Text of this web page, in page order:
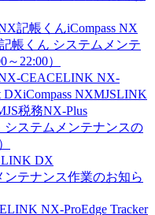
記帳くんiCompass NX
帳くん システムメンテ
22:00）
CEACELINK NX-
DXiCompass NXMJSLINK
税務NX-Plus
システムメンテナンスの
DX
ンテナンス作業のお知ら
NX-ProEdge Tracker